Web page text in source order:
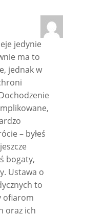
jedynie
ma to
jednak w
– byłeś
bogaty,
Ustawa o
to
ofiarom
oraz ich